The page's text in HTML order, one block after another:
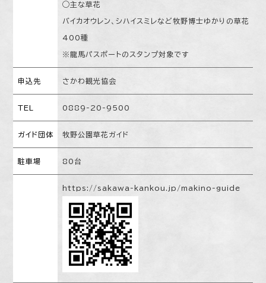
◯主な草花
バイカオウレン、シハイスミレなど牧野博士ゆかりの草花
400種
※龍馬パスポートのスタンプ対象です
申込先 さかわ観光協会
TEL 0889-20-9500
ガイド団体 牧野公園草花ガイド
駐車場 80台
https://sakawa-kankou.jp/makino-guide